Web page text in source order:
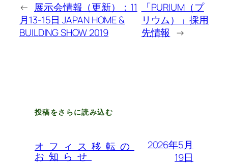
← 展示会情報（更新）：11
月13-15日 JAPAN HOME &
BUILDING SHOW 2019
「PURIUM（プ
リウム）」採用
先情報 →
投稿をさらに読み込む
オフィス移転の
お知らせ
2026年5月
19日